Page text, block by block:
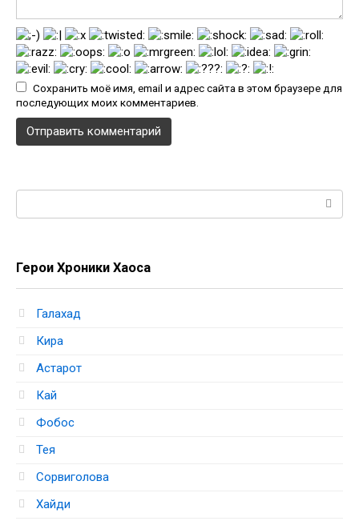
Сохранить моё имя, email и адрес сайта в этом браузере для
последующих моих комментариев.
Герои Хроники Хаоса
Галахад
Кира
Астарот
Кай
Фобос
Тея
Сорвиголова
Хайди